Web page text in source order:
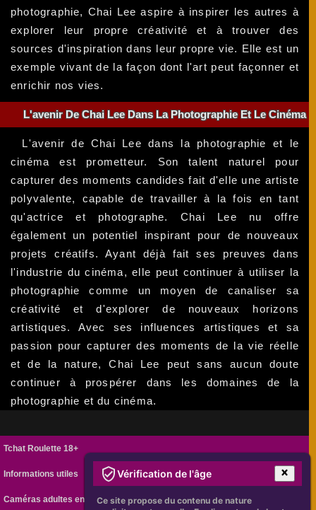
photographie, Chai Lee aspire à inspirer les autres à
explorer leur propre créativité et à trouver des
sources d'inspiration dans leur propre vie. Elle est un
exemple vivant de la façon dont l'art peut façonner et
enrichir nos vies.
L'avenir De Chai Lee Dans La Photographie Et Le Cinéma
L'avenir de Chai Lee dans la photographie et le
cinéma est prometteur. Son talent naturel pour
capturer des moments candides fait d'elle une artiste
polyvalente, capable de travailler à la fois en tant
qu'actrice et photographe. Chai Lee nu offre
également un potentiel inspirant pour de nouveaux
projets créatifs. Ayant déjà fait ses preuves dans
l'industrie du cinéma, elle peut continuer à utiliser la
photographie comme un moyen de canaliser sa
créativité et d'explorer de nouveaux horizons
artistiques. Avec ses influences artistiques et sa
passion pour capturer des moments de la vie réelle
et de la nature, Chai Lee peut sans aucun doute
continuer à prospérer dans les domaines de la
photographie et du cinéma.
Tchat Roulette 18+
Informations utiles
Caméras adultes en ligne
Vérification de l'âge
Ce site propose du contenu de nature